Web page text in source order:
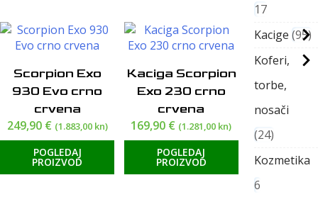
Scorpion Exo
930 Evo crno
crvena
249,90 € (1.883,00 kn)
POGLEDAJ
PROIZVOD
Kaciga Scorpion
Exo 230 crno
crvena
169,90 € (1.281,00 kn)
POGLEDAJ
PROIZVOD
17
Kacige 95
Koferi,
torbe,
nosači
24
Kozmetika
6